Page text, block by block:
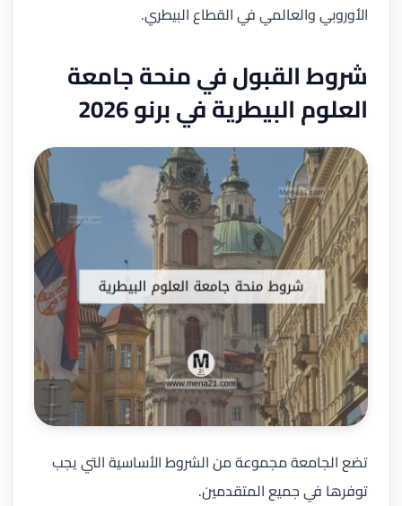
الأوروبي والعالمي في القطاع البيطري.
شروط القبول في منحة جامعة
العلوم البيطرية في برنو 2026
تضع الجامعة مجموعة من الشروط الأساسية التي يجب
توفرها في جميع المتقدمين.